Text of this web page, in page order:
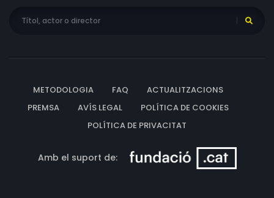
METODOLOGIA FAQ
ACTUALITZACIONS
PREMSA
AVÍS LEGAL
POLÍTICA DE COOKIES
POLÍTICA DE PRIVACITAT
Amb el suport de: